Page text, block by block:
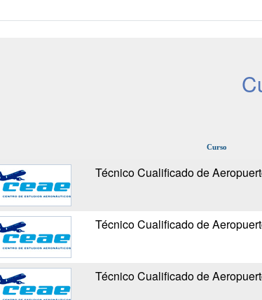
Curso
Técnico Cualificado de
Técnico Cualificado de
Técnico Cualificado de